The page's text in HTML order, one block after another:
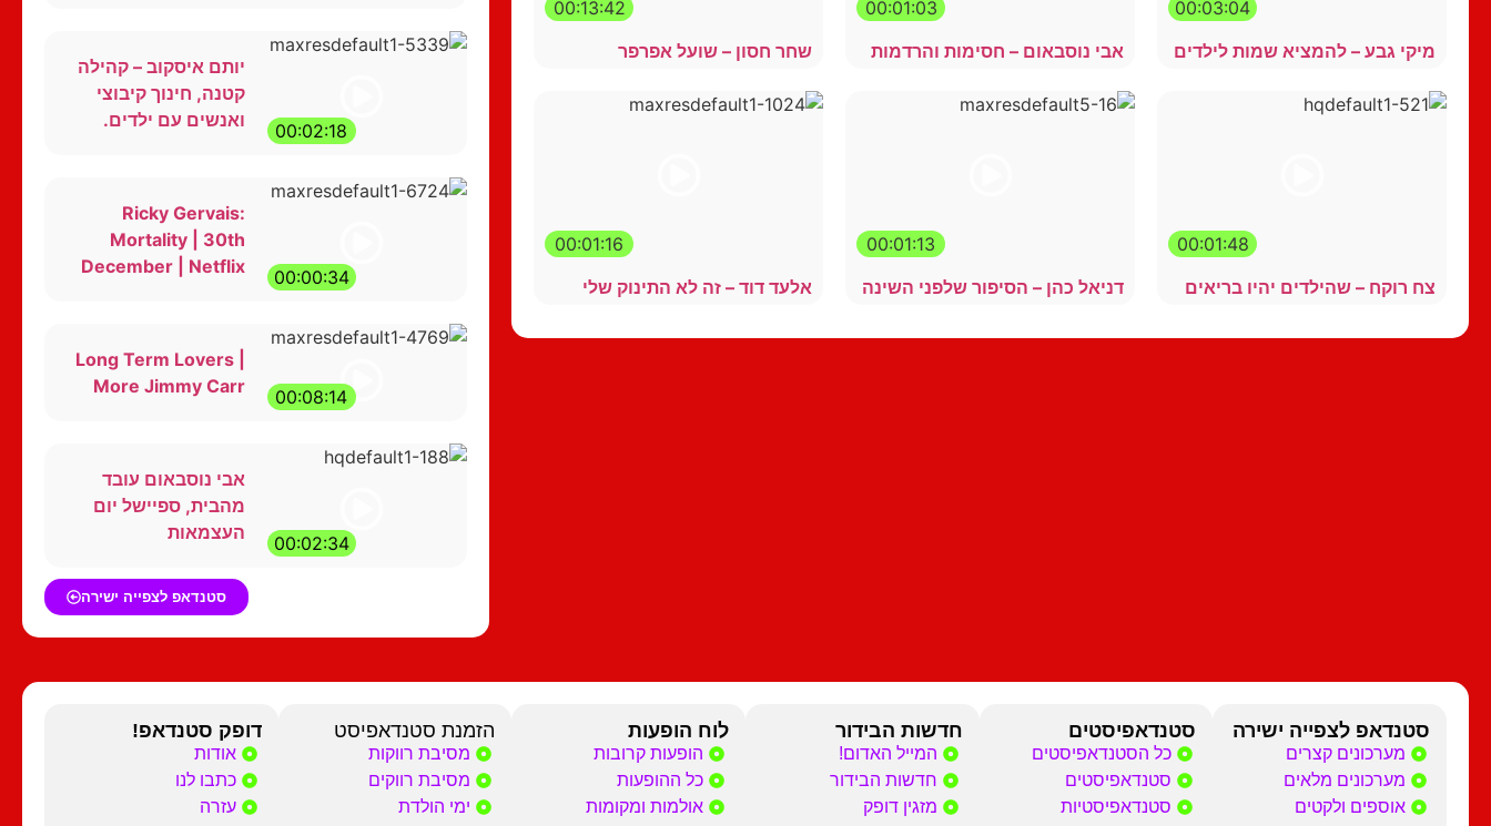
00:03:04
מיקי גבע – להמציא שמות לילדים
00:01:03
אבי נוסבאום – חסימות והרדמות
00:13:42
שחר חסון – שועל אפרפר
00:01:48
צח רוקח – שהילדים יהיו בריאים
00:01:13
דניאל כהן – הסיפור שלפני השינה
00:01:16
אלעד דוד – זה לא התינוק שלי
00:02:18
יותם איסקוב – קהילה
קטנה, חינוך קיבוצי
ואנשים עם ילדים.
00:00:34
Ricky Gervais:
Mortality | 30th
December | Netflix
00:08:14
Long Term Lovers |
More Jimmy Carr
00:02:34
אבי נוסבאום עובד
מהבית, ספיישל יום
העצמאות
סטנדאפ לצפייה ישירה
סטנדאפ לצפייה ישירה
מערכונים קצרים
מערכונים מלאים
אוספים ולקטים
סטנדאפיסטים
כל הסטנדאפיסטים
סטנדאפיסטים
סטנדאפיסטיות
חדשות הבידור
המייל האדום!
חדשות הבידור
מזגין דופק
לוח הופעות
הופעות קרובות
כל ההופעות
אולמות ומקומות
הזמנת סטנדאפיסט
מסיבת רווקות
מסיבת רווקים
ימי הולדת
דופק סטנדאפ!
אודות
כתבו לנו
עזרה